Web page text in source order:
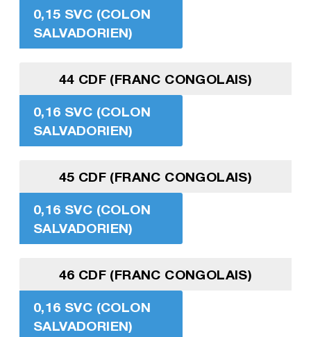
0,15 SVC (COLON
SALVADORIEN)
44 CDF (FRANC CONGOLAIS)
0,16 SVC (COLON
SALVADORIEN)
45 CDF (FRANC CONGOLAIS)
0,16 SVC (COLON
SALVADORIEN)
46 CDF (FRANC CONGOLAIS)
0,16 SVC (COLON
SALVADORIEN)